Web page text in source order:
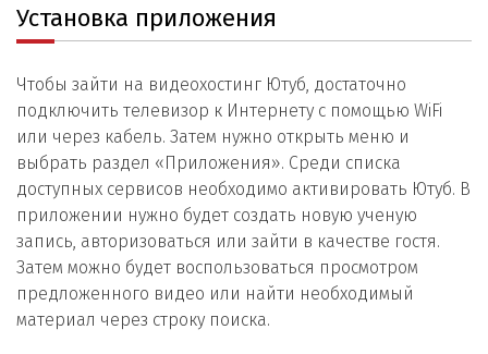
Установка приложения
Чтобы зайти на видеохостинг Ютуб, достаточно
подключить телевизор к Интернету с помощью WiFi
или через кабель. Затем нужно открыть меню и
выбрать раздел «Приложения». Среди списка
доступных сервисов необходимо активировать Ютуб. В
приложении нужно будет создать новую ученую
запись, авторизоваться или зайти в качестве гостя.
Затем можно будет воспользоваться просмотром
предложенного видео или найти необходимый
материал через строку поиска.